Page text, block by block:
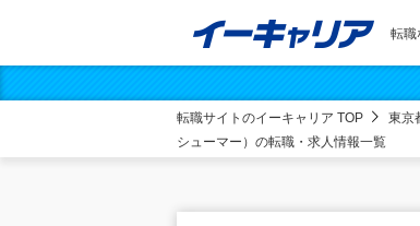
転職
転職サイトのイーキャリア TOP 東京
シューマー）の転職・求人情報一覧